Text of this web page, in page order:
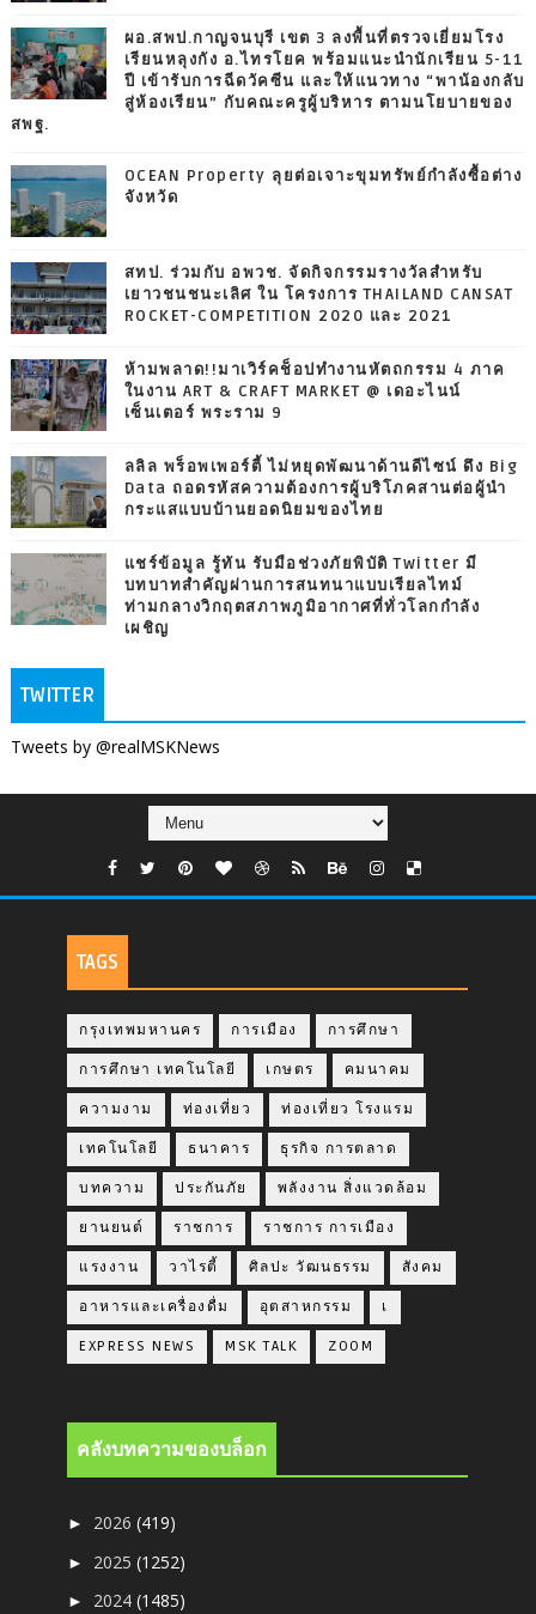
ผอ.สพป.กาญจนบุรี เขต 3 ลงพื้นที่ตรวจเยี่ยมโรง
เรียนหลุงกัง อ.ไทรโยค พร้อมแนะนำนักเรียน 5-11
ปี เข้ารับการฉีดวัคซีน และให้แนวทาง “พาน้องกลับ
สู่ห้องเรียน” กับคณะครูผู้บริหาร ตามนโยบายของ
สพฐ.
OCEAN Property ลุยต่อเจาะขุมทรัพย์กำลังซื้อต่าง
จังหวัด
สทป. ร่วมกับ อพวช. จัดกิจกรรมรางวัลสำหรับ
เยาวชนชนะเลิศ ใน โครงการ THAILAND CANSAT
ROCKET-COMPETITION 2020 และ 2021
ห้ามพลาด!!มาเวิร์คช็อปทำงานหัตถกรรม 4 ภาค
ในงาน ART & CRAFT MARKET @ เดอะไนน์
เซ็นเตอร์ พระราม 9
ลลิล พร็อพเพอร์ตี้ ไม่หยุดพัฒนาด้านดีไซน์ ดึง Big
Data ถอดรหัสความต้องการผู้บริโภคสานต่อผู้นำ
กระแสแบบบ้านยอดนิยมของไทย
แชร์ข้อมูล รู้ทัน รับมือช่วงภัยพิบัติ Twitter มี
บทบาทสำคัญผ่านการสนทนาแบบเรียลไทม์
ท่ามกลางวิกฤตสภาพภูมิอากาศที่ทั่วโลกกำลัง
เผชิญ
TWITTER
Tweets by @realMSKNews
TAGS
กรุงเทพมหานคร การเมือง การศึกษา
การศึกษา เทคโนโลยี เกษตร คมนาคม
ความงาม ท่องเที่ยว ท่องเที่ยว โรงแรม
เทคโนโลยี ธนาคาร ธุรกิจ การตลาด
บทความ ประกันภัย พลังงาน สิ่งแวดล้อม
ยานยนต์ ราชการ ราชการ การเมือง
แรงงาน วาไรตี้ ศิลปะ วัฒนธรรม สังคม
อาหารและเครื่องดื่ม อุตสาหกรรม เ
EXPRESS NEWS MSK TALK ZOOM
คลังบทความของบล็อก
► 2026(419)
► 2025(1252)
► 2024(1485)